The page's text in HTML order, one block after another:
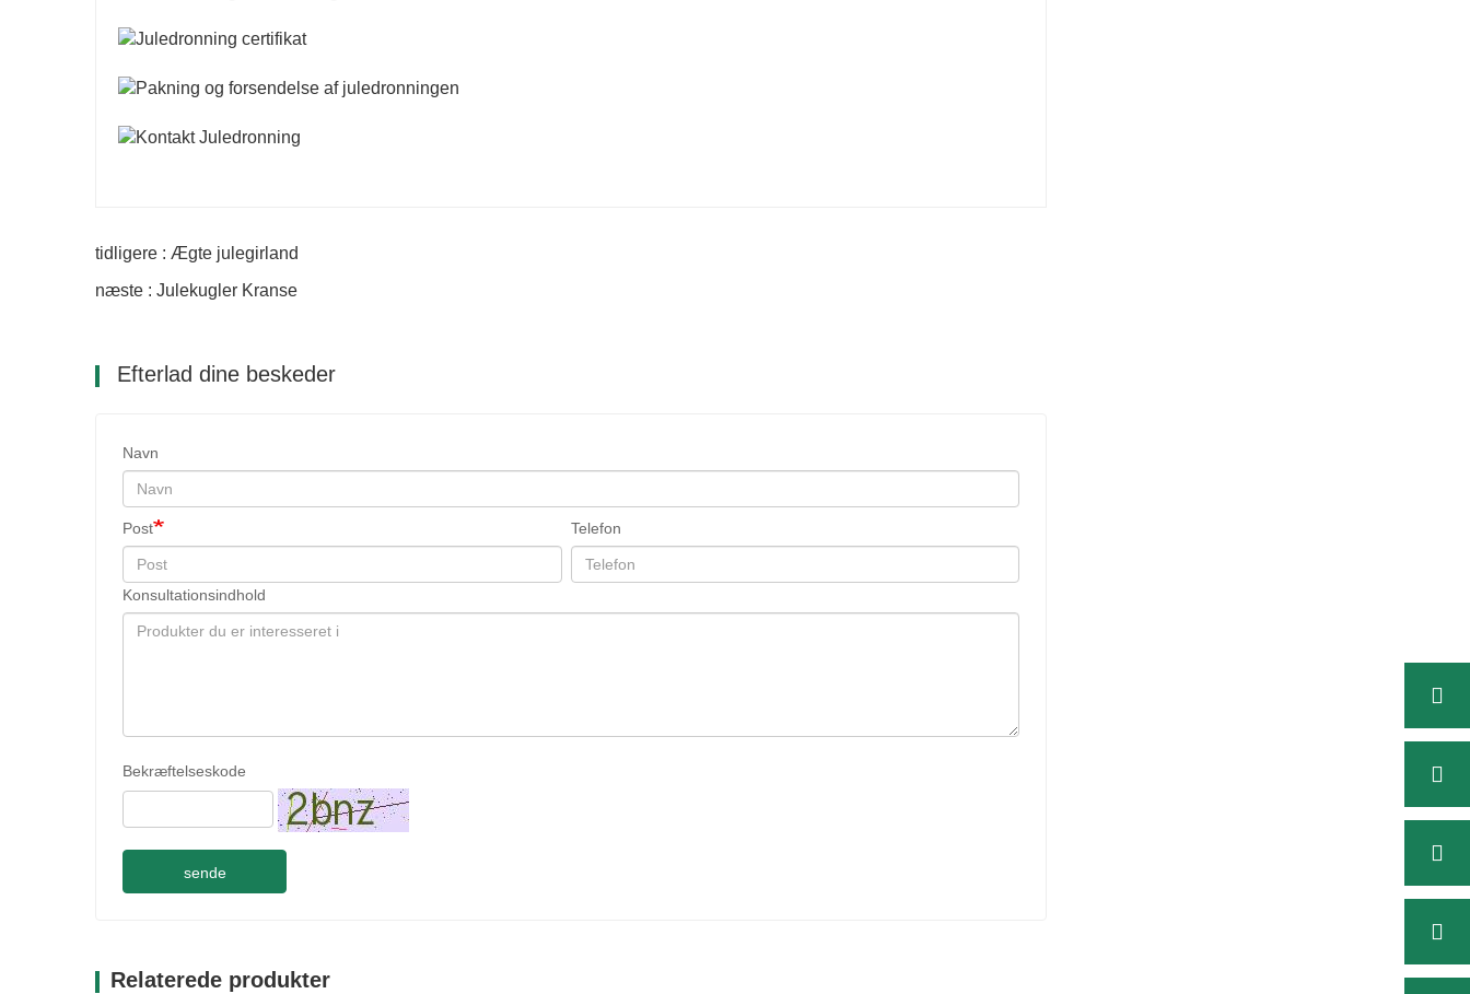
tidligere : Ægte julegirland
næste : Julekugler Kranse
Efterlad dine beskeder
Navn
Post Telefon
Konsultationsindhold
Bekræftelseskode
sende
Relaterede produkter